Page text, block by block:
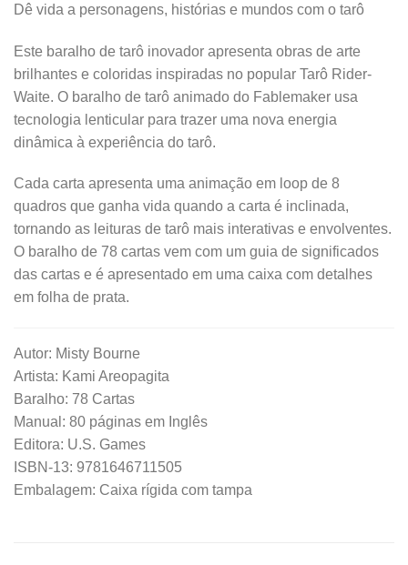
Dê vida a personagens, histórias e mundos com o tarô
Este baralho de tarô inovador apresenta obras de arte
brilhantes e coloridas inspiradas no popular Tarô Rider-
Waite. O baralho de tarô animado do Fablemaker usa
tecnologia lenticular para trazer uma nova energia
dinâmica à experiência do tarô.
Cada carta apresenta uma animação em loop de 8
quadros que ganha vida quando a carta é inclinada,
tornando as leituras de tarô mais interativas e envolventes.
O baralho de 78 cartas vem com um guia de significados
das cartas e é apresentado em uma caixa com detalhes
em folha de prata.
Autor: Misty Bourne
Artista: Kami Areopagita
Baralho: 78 Cartas
Manual: 80 páginas em Inglês
Editora: U.S. Games
ISBN-13: 9781646711505
Embalagem: Caixa rígida com tampa